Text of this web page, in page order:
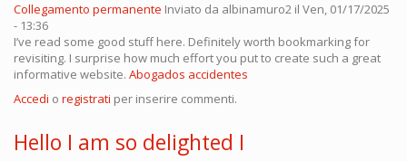
Collegamento permanente Inviato da albinamuro2 il Ven, 01/17/2025
- 13:36
I’ve read some good stuff here. Definitely worth bookmarking for
revisiting. I surprise how much effort you put to create such a great
informative website. Abogados accidentes
Accedi o registrati per inserire commenti.
Hello I am so delighted I